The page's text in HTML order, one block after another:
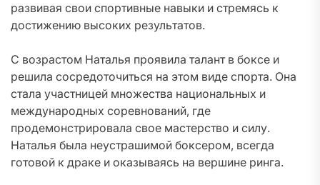
развивая свои спортивные навыки и стремясь к
достижению высоких результатов.
С возрастом Наталья проявила талант в боксе и
решила сосредоточиться на этом виде спорта. Она
стала участницей множества национальных и
международных соревнований, где
продемонстрировала свое мастерство и силу.
Наталья была неустрашимой боксером, всегда
готовой к драке и оказываясь на вершине ринга.